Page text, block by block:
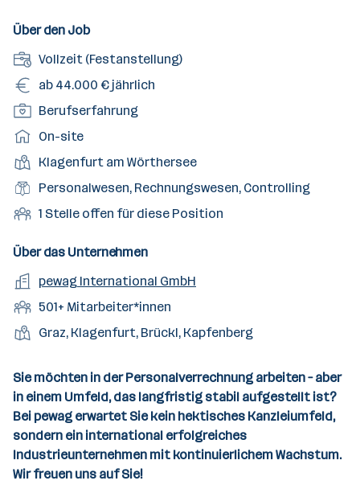
Über den Job
A
n
t
e
l
u
n
s
r
t
Vollzeit (Festanstellung)
G
e
h
a
l
t
ab 44.000 € jährlich
P
o
i
t
i
n
e
b
n
Berufserfahrung
A
r
b
e
i
s
m
o
d
e
On-site
D
i
n
t
o
t
Klagenfurt am Wörthersee
B
e
u
s
f
l
e
r
Personalwesen, Rechnungswesen, Controlling
O
f
n
e
S
l
l
e
n
1 Stelle offen für diese Position
Über das Unternehmen
A
r
e
t
g
e
b
e
r
pewag International GmbH
M
i
t
r
b
e
i
t
e
501+ Mitarbeiter*innen
S
a
n
d
o
r
t
Graz, Klagenfurt, Brückl, Kapfenberg
Sie möchten in der Personalverrechnung arbeiten – aber
in einem Umfeld, das langfristig stabil aufgestellt ist?
Bei pewag erwartet Sie kein hektisches Kanzleiumfeld,
sondern ein international erfolgreiches
Industrieunternehmen mit kontinuierlichem Wachstum.
Wir freuen uns auf Sie!